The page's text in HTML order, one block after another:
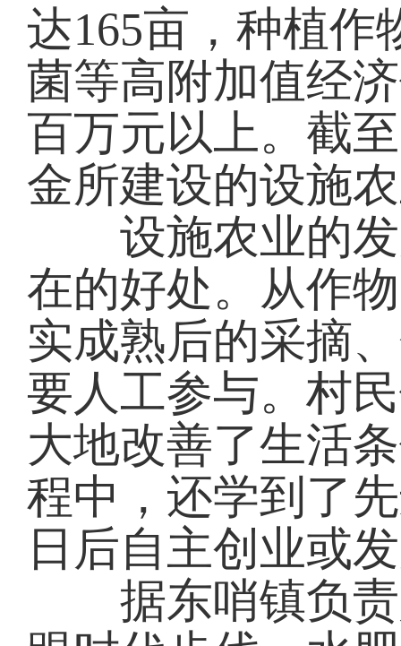
达165亩，种植作
菌等高附加值经
百万元以上。截
金所建设的设施
设施农业的发
在的好处。从作
实成熟后的采摘
要人工参与。村
大地改善了生活
程中，还学到了
日后自主创业或
据东哨镇负责